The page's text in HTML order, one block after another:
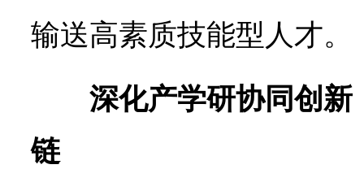
输送高素质技能型人才。
深化产学研协同创
链